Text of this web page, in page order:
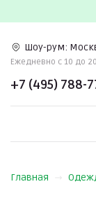
Шоу-рум:
Ежедневно c 10 до 20
+7 (495) 788-
Главная